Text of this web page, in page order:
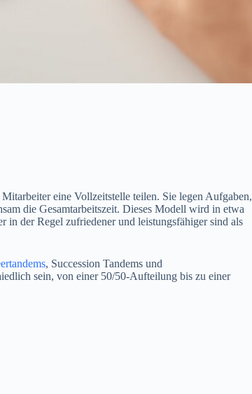
eine Vollzeitstelle teilen. Sie legen Aufgaben,
die Gesamtarbeitszeit. Dieses Modell wird in etwa
in der Regel zufriedener und leistungsfähiger sind als
, Succession Tandems und
sein, von einer 50/50-Aufteilung bis zu einer